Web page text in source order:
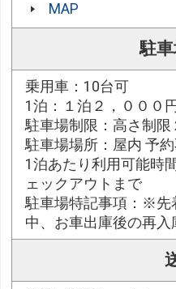
MAP
駐
乗用車：10台可
1泊：１泊２，０００円
駐車場制限：高さ制限
駐車場場所：屋内 予
1泊あたり利用可能時
ェックアウトまで
駐車場特記事項：※
中、お車出庫後の再入